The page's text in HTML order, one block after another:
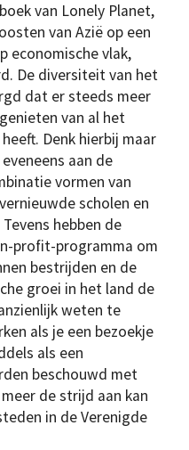
van Lonely Planet,
van Azië op een
economische vlak,
De diversiteit van het
dat er steeds meer
van al het
Denk hierbij maar
aan de
vormen van
scholen en
hebben de
profit-programma om
bestrijden en de
groei in het land de
weten te
als je een bezoekje
als een
beschouwd met
de strijd aan kan
in de Verenigde